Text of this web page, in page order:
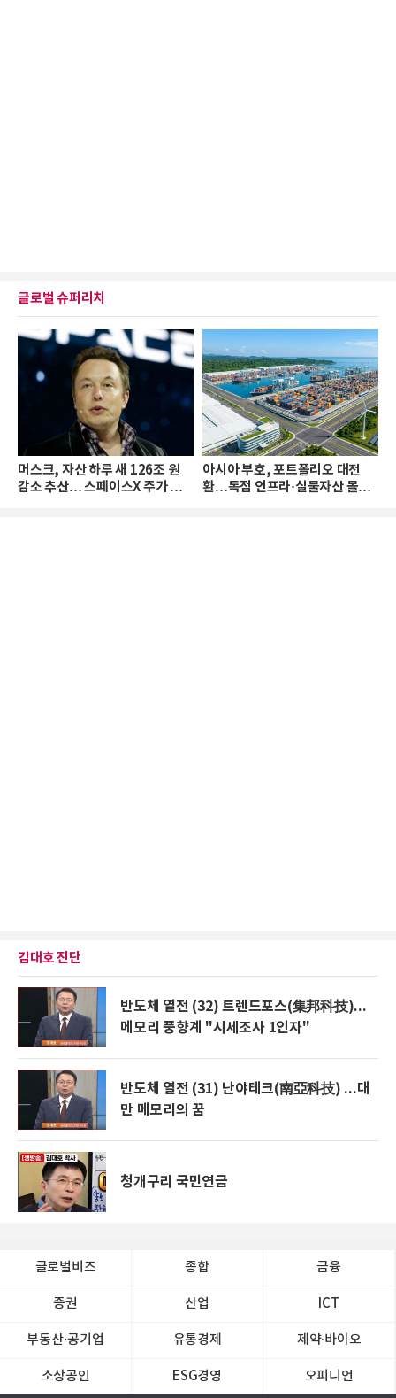
글로벌 슈퍼리치
머스크, 자산 하루 새 126조 원
감소 추산… 스페이스X 주가 하
아시아 부호, 포트폴리오 대전
환…독점 인프라·실물자산 몰린
김대호 진단
반도체 열전 (32) 트렌드포스(集邦科技)...
메모리 풍향계 "시세조사 1인자"
반도체 열전 (31) 난야테크(南亞科技) ...대
만 메모리의 꿈
청개구리 국민연금
글로벌비즈 종합 금융
증권 산업 ICT
부동산·공기업 유통경제 제약∙바이오
소상공인 ESG경영 오피니언